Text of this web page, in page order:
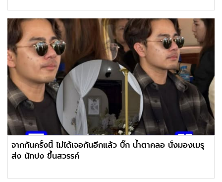
จากกันครั้งนี้ ไม่ได้เจอกันอีกแล้ว ‎บิ๊ก น้ำตาคลอ นั่งมองเมรุ
ส่ง นัทปง ขึ้นสวรรค์